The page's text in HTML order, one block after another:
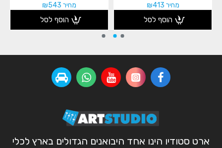
מחיר ₪413
הוסף לסל
מחיר ₪543
הוסף לסל
ארט סטודיו הינו אחד היבואנים הגדולים בארץ לכלי